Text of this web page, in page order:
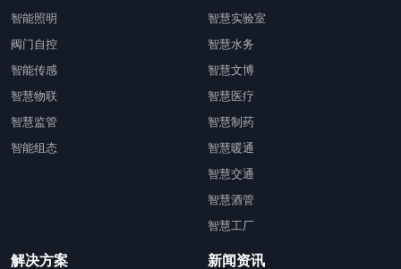
智能照明
阀门自控
智能传感
智慧物联
智慧监管
智能组态
智慧实验室
智慧水务
智慧文博
智慧医疗
智慧制药
智慧暖通
智慧交通
智慧酒管
智慧工厂
解决方案 新闻资讯